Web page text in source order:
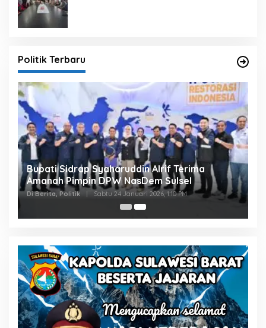
Politik Terbaru
Bupati Sidrap Syaharuddin Alrif Terima
Amanah Pimpin DPW NasDem Sulsel
Di Berita, Politik Sabtu 24 Januari 2026, 1:10 PM